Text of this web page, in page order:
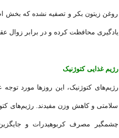
روغن زیتون بکر و تصفیه نشده که بخش
یادگیری محافظت کرده و در برابر زوال
رژیم غذایی کتوژنیک
رژیم‌های کتوژنیک، این روزها مورد
سلامتی و کاهش وزن مفیدند. رژیم‌های
چشمگیر مصرف کربوهیدرات و